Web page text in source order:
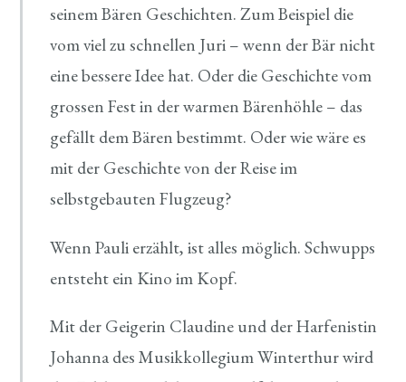
seinem Bären Geschichten. Zum Beispiel die
vom viel zu schnellen Juri – wenn der Bär nicht
eine bessere Idee hat. Oder die Geschichte vom
grossen Fest in der warmen Bärenhöhle – das
gefällt dem Bären bestimmt. Oder wie wäre es
mit der Geschichte von der Reise im
selbstgebauten Flugzeug?
Wenn Pauli erzählt, ist alles möglich. Schwupps
entsteht ein Kino im Kopf.
Mit der Geigerin Claudine und der Harfenistin
Johanna des Musikkollegium Winterthur wird